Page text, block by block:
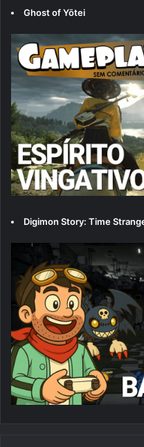
Ghost of Yōtei
Digimon Story: Time